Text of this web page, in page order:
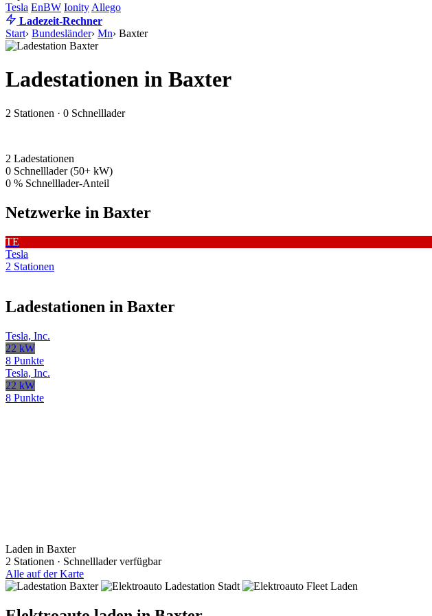
Tesla EnBW Ionity Allego
Ladezeit-Rechner
Start› Bundesländer› Mn› Baxter
Ladestationen in Baxter
2 Stationen · 0 Schnelllader
2 Ladestationen
0 Schnelllader (50+ kW)
0 % Schnelllader-Anteil
Netzwerke in Baxter
TE
Tesla
2 Stationen
Ladestationen in Baxter
Tesla, Inc.
22 kW
8 Punkte
Tesla, Inc.
22 kW
8 Punkte
Laden in Baxter
2 Stationen · Schnelllader verfügbar
Alle auf der Karte